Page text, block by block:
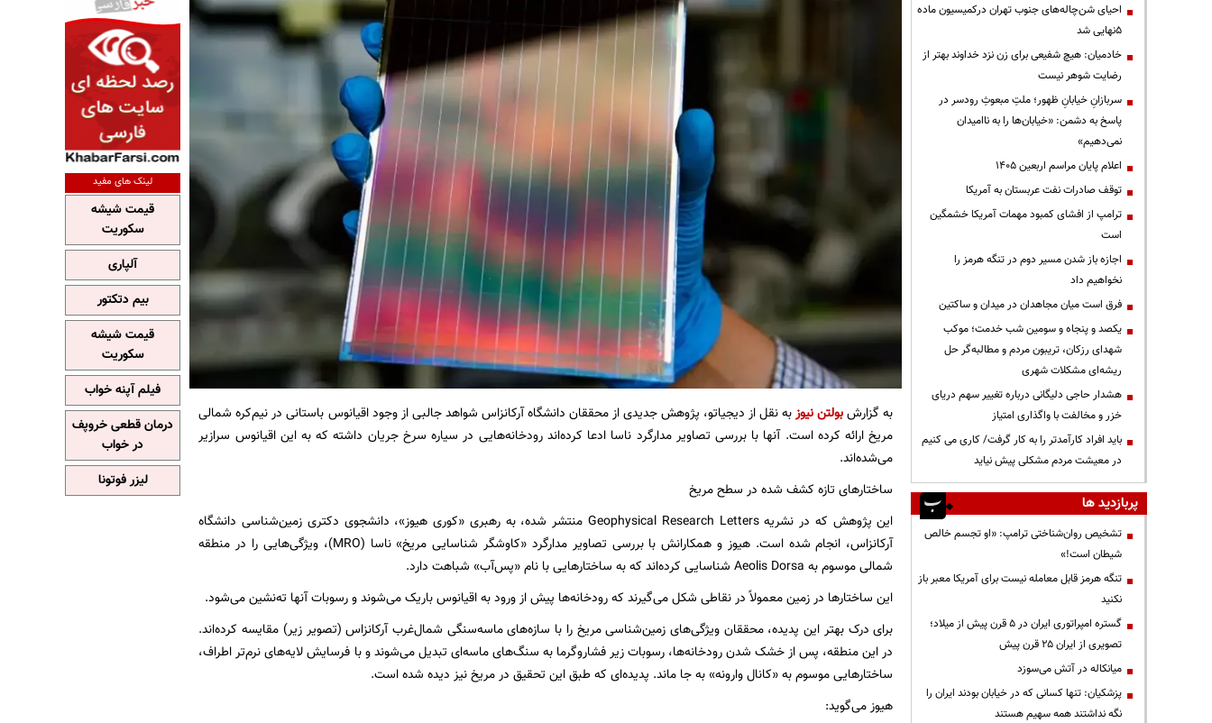
به گزارشبولتن نیوزبه نقل از دیجیاتو، پژوهش جدیدی از محققان دانشگاه آرکانزاس شواهد جالبی از وجود اقیانوس باستانی در نیم‌کره‌ شمالی
مریخ ارائه کرده است. آنها با بررسی تصاویر مدارگرد ناسا ادعا کرده‌اند رودخانه‌هایی در سیاره سرخ جریان داشته که به این اقیانوس سرازیر
می‌شده‌اند.
ساختارهای تازه کشف شده در سطح مریخ
این پژوهش که در نشریه‌ Geophysical Research Letters منتشر شده، به رهبری «کوری هیوز»، دانشجوی دکتری زمین‌شناسی دانشگاه
آرکانزاس، انجام شده است. هیوز و همکارانش با بررسی تصاویر مدارگرد «کاوشگر شناسایی مریخ» ناسا (MRO)، ویژگی‌هایی را در منطقه‌
شمالی موسوم به Aeolis Dorsa شناسایی کرده‌اند که به ساختارهایی با نام «پس‌آب» شباهت دارد.
این ساختارها در زمین معمولاً در نقاطی شکل می‌گیرند که رودخانه‌ها پیش از ورود به اقیانوس باریک می‌شوند و رسوبات آنها ته‌نشین می‌شود.
برای درک بهتر این پدیده، محققان ویژگی‌های زمین‌شناسی مریخ را با سازه‌های ماسه‌سنگی شمال‌غرب آرکانزاس (تصویر زیر) مقایسه کرده‌اند.
در این منطقه، پس از خشک شدن رودخانه‌ها، رسوبات زیر فشار‌و‌گرما به سنگ‌های ماسه‌ای تبدیل می‌شوند و با فرسایش لایه‌های نرم‌تر اطراف،
ساختارهایی موسوم به «کانال وارونه» به جا ماند. پدیده‌ای که طبق این تحقیق در مریخ نیز دیده شده است.
هیوز می‌گوید:
احیای شن‌چاله‌های جنوب تهران درکمیسیون ماده
۵نهایی شد
خادمیان: هیچ شفیعی برای زن نزد خداوند بهتر از
رضایت شوهر نیست
سربازانِ خیابانِ ظهور؛ ملتِ مبعوثِ رودسر در
پاسخ به دشمن: «خیابان‌ها را به ناامیدان
نمی‌دهیم»
اعلام پایان مراسم اربعین ۱۴۰۵
توقف صادرات نفت عربستان به آمریکا
ترامپ از افشای کمبود مهمات آمریکا خشمگین
است
اجازه باز شدن مسیر دوم در تنگه هرمز را
نخواهیم داد
فرق است میان مجاهدان در میدان و ساکتین
یکصد و پنجاه و سومین شب خدمت؛ موکب
شهدای رزکان، تریبون مردم و مطالبه‌گر حل
ریشه‌ای مشکلات شهری
هشدار حاجی دلیگانی درباره تغییر سهم دریای
خزر و مخالفت با واگذاری امتیاز
باید افراد کارآمدتر را به کار گرفت/ کاری می کنیم
در معیشت مردم مشکلی پیش نیاید
پربازدید ها
تشخیص روان‌شناختی ترامپ: «او تجسم خالص
شیطان است!»
تنگه هرمز قابل معامله نیست برای آمریکا معبر باز
نکنید
گستره امپراتوری ایران در ۵ قرن پیش از میلاد؛
تصویری از ایران ۲۵ قرن پیش
میانکاله در آتش می‌سوزد
پزشکیان: تنها کسانی که در خیابان بودند ایران را
نگه نداشتند همه سهیم هستند
لینک های مفید
قیمت شیشه
سکوریت
آلپاری
بیم دتکتور
قیمت شیشه
سکوریت
فیلم آپنه خواب
درمان قطعی خروپف
در خواب
لیزر فوتونا